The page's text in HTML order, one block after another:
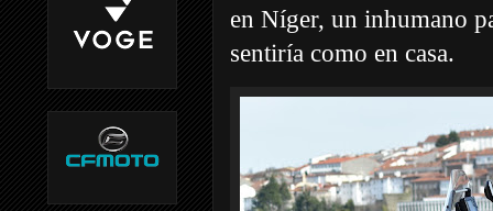
en Níger, un inhumano
sentiría como en casa.